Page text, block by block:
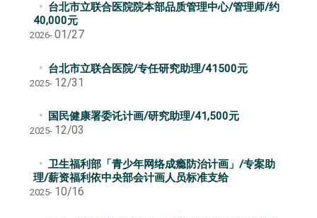
台北市立联合医院院本部品质管理中心/管理师/约
40,000元
2026- 01/27
台北市立联合医院/专任研究助理/41500元
2025- 12/31
国民健康署委讬计画/研究助理/41,500元
2025- 12/03
卫生福利部「青少年网络成瘾防治计画」/专案助
理/薪资福利依中央部会计画人员标准支给
2025- 10/16